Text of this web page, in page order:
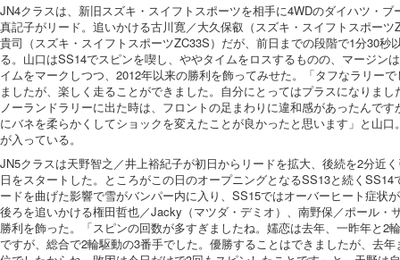
JN4クラスは、新旧スズキ・スイフトスポーツを相手に4WDのダイハツ・
真記子がリード。追いかける古川寛／大久保叡（スズキ・スイフトスポー
貴司（スズキ・スイフトスポーツZC33S）だが、前日までの段階で1分30秒
る。山口はSS14でスピンを喫し、ややタイムをロスするものの、マージン
イムをマークしつつ、2012年以来の勝利を飾ってみせた。「タフなラリー
ましたが、楽しく走ることができました。自分にとってはプラスになりま
ノーランドラリーに出た時は、フロントの足まわりに違和感があったんで
にバネを柔らかくしてショックを変えたことが良かったと思います」と山
が入っている。
JN5クラスは天野智之／井上裕紀子が初日からリードを拡大、後続を2分近
日をスタートした。ところがこの日のオープニングとなるSS13と続く
ードを曲げた影響で雪がバンパー内に入り、SS15ではオーバーヒート症状
後ろを追いかける権田哲也／Jacky（マツダ・デミオ）、南野保／ポール・
勝利を飾った。「スピンの回数が多すぎましたね。嬬恋は去年、一昨年と2
ですが、総合で2輪駆動の3番手でした。優勝することはできましたが、去